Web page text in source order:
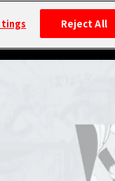
Reject All